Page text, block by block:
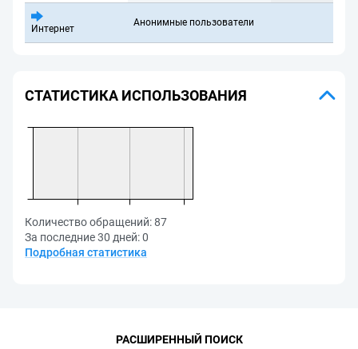
Интернет
Анонимные пользователи
СТАТИСТИКА ИСПОЛЬЗОВАНИЯ
Количество обращений:87
За последние 30 дней:0
Подробная статистика
РАСШИРЕННЫЙ ПОИСК